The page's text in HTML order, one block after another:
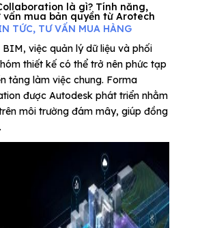
là gì? Tính năng,
mua bản quyền từ Arotech
TỨC, TƯ VẤN MUA HÀNG
việc quản lý dữ liệu và phối
thiết kế có thể trở nên phức tạp
tảng làm việc chung. Forma
được Autodesk phát triển nhằm
môi trường đám mây, giúp đồng